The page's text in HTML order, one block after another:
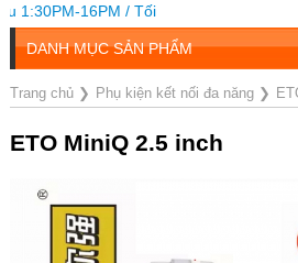
16PM / Tối
DANH MỤC SẢN PHẨM
Trang chủ❯ Phụ kiện kết nối đa năng❯
ETO MiniQ 2.5 inch